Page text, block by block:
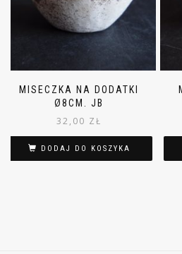
MISECZKA NA DODATKI
Ø8CM. JB
32,00 ZŁ
DODAJ DO KOSZYKA